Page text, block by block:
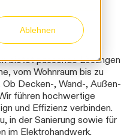
Ablehnen
bietet passende Lösungen
vom Wohnraum bis zu
Decken-, Wand-, Außen-
führen hochwertige
und Effizienz verbinden.
in der Sanierung sowie für
im Elektrohandwerk.